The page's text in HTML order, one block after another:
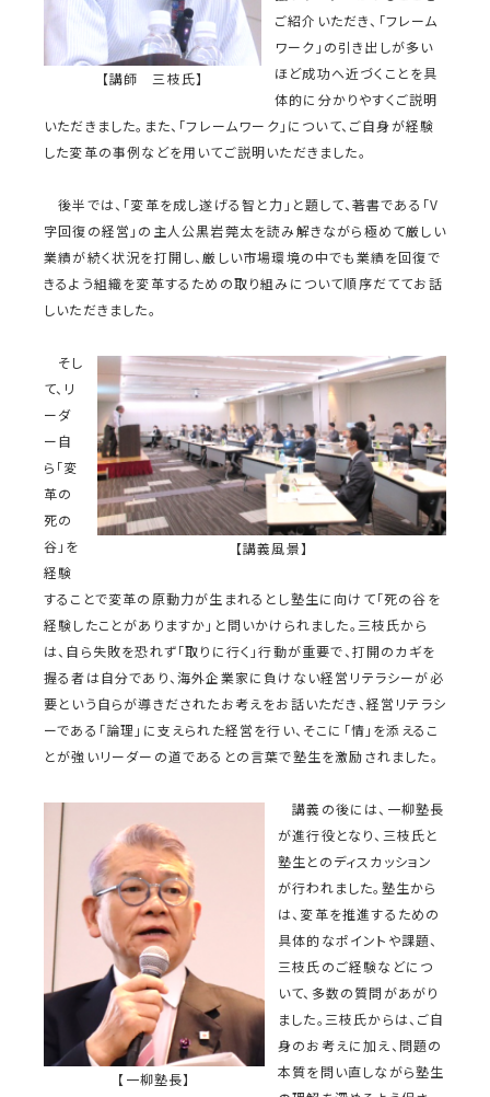
【講師 三枝氏】
ご紹介いただき、「フレーム
ワーク」の引き出しが多い
ほど成功へ近づくことを具
体的に分かりやすくご説明
いただきました。また、「フレームワーク」について、ご自身が経験
した変革の事例などを用いてご説明いただきました。
後半では、「変革を成し遂げる智と力」と題して、著書である「V
字回復の経営」の主人公黒岩莞太を読み解きながら極めて厳しい
業績が続く状況を打開し、厳しい市場環境の中でも業績を回復で
きるよう組織を変革するための取り組みについて順序だててお話
しいただきました。
【講義風景】
そし
て、リ
ーダ
ー自
ら「変
革の
死の
谷」を
経験
することで変革の原動力が生まれるとし塾生に向けて「死の谷を
経験したことがありますか」と問いかけられました。三枝氏から
は、自ら失敗を恐れず「取りに行く」行動が重要で、打開のカギを
握る者は自分であり、海外企業家に負けない経営リテラシーが必
要という自らが導きだされたお考えをお話いただき、経営リテラシ
ーである「論理」に支えられた経営を行い、そこに「情」を添えるこ
とが強いリーダーの道であるとの言葉で塾生を激励されました。
【一柳塾長】
講義の後には、一柳塾長
が進行役となり、三枝氏と
塾生とのディスカッション
が行われました。塾生から
は、変革を推進するための
具体的なポイントや課題、
三枝氏のご経験などにつ
いて、多数の質問があがり
ました。三枝氏からは、ご自
身のお考えに加え、問題の
本質を問い直しながら塾生